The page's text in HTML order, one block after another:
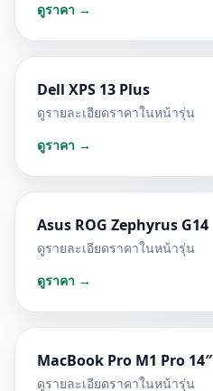
ดูราคา →
Dell XPS 13 Plus
ดูรายละเอียดราคาในหน้ารุ่น
ดูราคา →
Asus ROG Zephyrus G14
ดูรายละเอียดราคาในหน้ารุ่น
ดูราคา →
MacBook Pro M1 Pro 14″
ดูรายละเอียดราคาในหน้ารุ่น